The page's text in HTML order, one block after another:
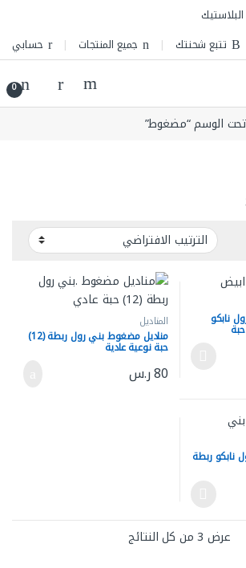
تتبع شحنتك
جميع المنتجات حسابي
0
الوسم “مضغوط”
نابكو
المختلفة لهذا المنتج. يمكن اختيار
المناديل
مناديل مضغوط بني رول ربطة (12)
حبة نوعية عادية
80ر.س
نابكو ربطة
المختلفة لهذا المنتج. يمكن اختيار
عرض ⁦3⁩ من كل النتائج